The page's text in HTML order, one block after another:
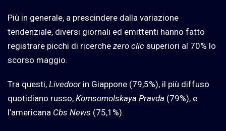
Più in generale, a prescindere dalla variazione
tendenziale, diversi giornali ed emittenti hanno fatto
registrare picchi di ricerche zero clic superiori al 70% lo
scorso maggio.
Tra questi, Livedoor in Giappone (79,5%), il più diffuso
quotidiano russo, Komsomolskaya Pravda (79%), e
l’americana Cbs News (75,1%).